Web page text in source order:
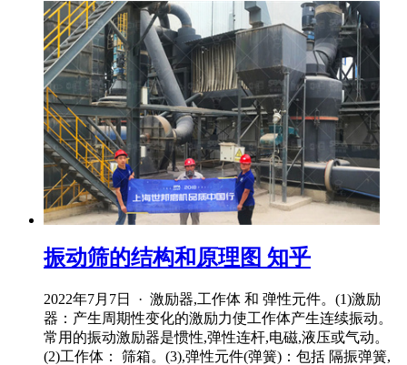
振动筛的结构和原理图 知乎
2022年7月7日 · 激励器,工作体 和 弹性元件。(1)激励
器：产生周期性变化的激励力使工作体产生连续振动。
常用的振动激励器是惯性,弹性连杆,电磁,液压或气动。
(2)工作体： 筛箱。(3),弹性元件(弹簧)：包括 隔振弹簧,